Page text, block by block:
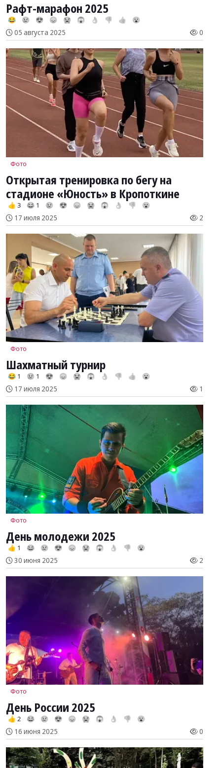
Рафт-марафон 2025
😂 😢 😍 😞 😭 😱 👌 👎 👍 😮
05 августа 2025 0
Фото
Открытая тренировка по бегу на
стадионе «Юность» в Кропоткине
👍 3 😂 1 😢 😍 😞 😭 😱 👌 👎 😮
17 июля 2025 2
Фото
Шахматный турнир
😂 1 😢 1 😍 😞 😭 😱 👌 👎 👍 😮
17 июля 2025 1
Фото
День молодежи 2025
👍 1 😂 😢 😍 😞 😭 😱 👌 👎 😮
30 июня 2025 2
Фото
День России 2025
👍 2 😂 😢 😍 😞 😭 😱 👌 👎 😮
16 июня 2025 0